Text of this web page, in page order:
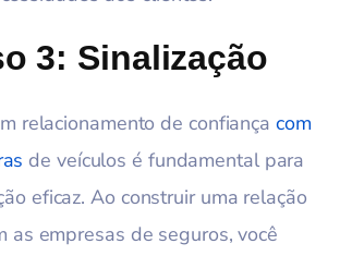
3: Sinalização
relacionamento de confiança com
de veículos é fundamental para
eficaz. Ao construir uma relação
as empresas de seguros, você